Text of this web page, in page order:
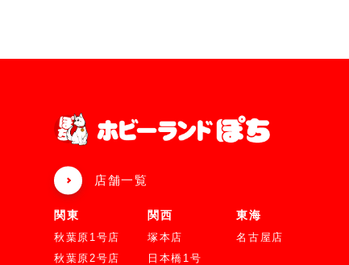
店舗一覧
関東
秋葉原1号店
秋葉原2号店
関西
塚本店
日本橋1号
東海
名古屋店